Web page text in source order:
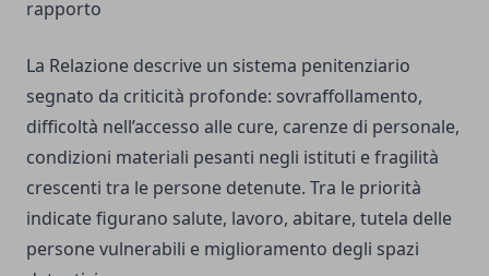
rapporto
La Relazione descrive un sistema penitenziario
segnato da criticità profonde: sovraffollamento,
difficoltà nell’accesso alle cure, carenze di personale,
condizioni materiali pesanti negli istituti e fragilità
crescenti tra le persone detenute. Tra le priorità
indicate figurano salute, lavoro, abitare, tutela delle
persone vulnerabili e miglioramento degli spazi